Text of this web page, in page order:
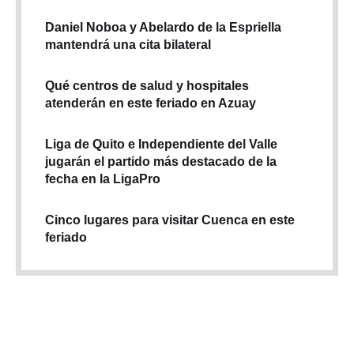
Daniel Noboa y Abelardo de la Espriella
mantendrá una cita bilateral
Qué centros de salud y hospitales
atenderán en este feriado en Azuay
Liga de Quito e Independiente del Valle
jugarán el partido más destacado de la
fecha en la LigaPro
Cinco lugares para visitar Cuenca en este
feriado